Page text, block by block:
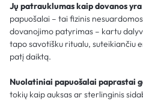
Jų patrauklumas kaip dovanos
papuošalai – tai fizinis
dovanojimo patyrimas – kartu
tapo savotišku ritualu, suteikiančiu
patį daiktą.
Nuolatiniai papuošalai paprastai
tokių kaip auksas ar sterlinginis